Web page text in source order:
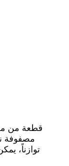
مصفوفة
توازناً،